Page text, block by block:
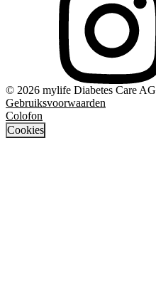
© 2026 mylife Diabetes Care AG
Gebruiksvoorwaarden
Colofon
Cookies